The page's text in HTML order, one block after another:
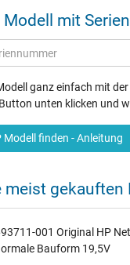
Modell mit
ganz einfach mit
unten klicken und
Modell finden - Anleitung
meist gekauften
001 Original HP
Bauform 19,5V